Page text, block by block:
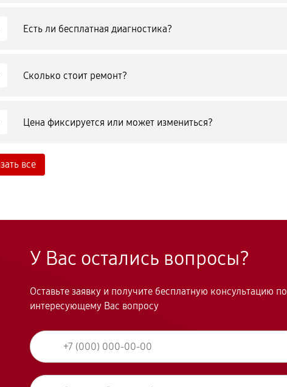
Есть ли бесплатная диагностика?
Сколько стоит ремонт?
Цена фиксируется или может измениться?
все
У Вас остались вопросы?
Оставьте заявку и получите бесплатную консультацию по
интересующему Вас вопросу